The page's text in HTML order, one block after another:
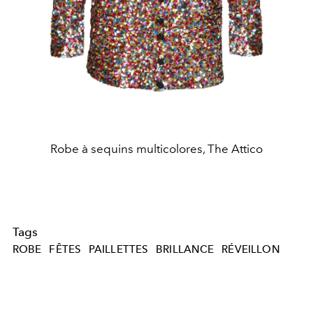
Robe à sequins multicolores, The Attico
Tags
ROBE FÊTES PAILLETTES BRILLANCE RÉVEILLON